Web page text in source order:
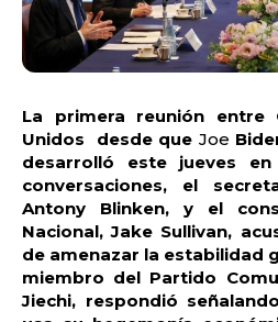
La primera reunión entre
Unidos desde que Joe
desarrolló este jueves
conversaciones, el
Antony Blinken, y el
Nacional, Jake Sullivan,
de amenazar la estabilidad
miembro del Partido
Jiechi, respondió